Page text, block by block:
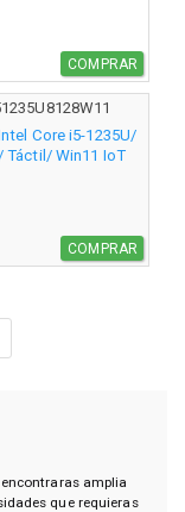
COMPRAR
Core i5-1235U/
Táctil/ Win11 IoT
COMPRAR
amplia
que requieras